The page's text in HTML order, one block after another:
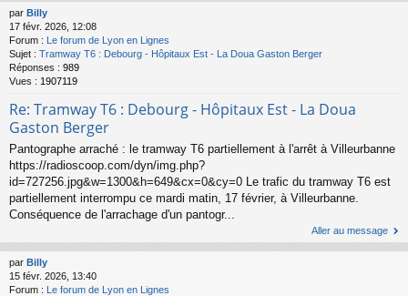
par Billy
17 févr. 2026, 12:08
Forum : Le forum de Lyon en Lignes
Sujet : Tramway T6 : Debourg - Hôpitaux Est - La Doua Gaston Berger
Réponses : 989
Vues : 1907119
Re: Tramway T6 : Debourg - Hôpitaux Est - La Doua
Gaston Berger
Pantographe arraché : le tramway T6 partiellement à l'arrêt à Villeurbanne
https://radioscoop.com/dyn/img.php?
id=727256.jpg&w=1300&h=649&cx=0&cy=0 Le trafic du tramway T6 est
partiellement interrompu ce mardi matin, 17 février, à Villeurbanne.
Conséquence de l'arrachage d'un pantogr...
Aller au message
par Billy
15 févr. 2026, 13:40
Forum : Le forum de Lyon en Lignes